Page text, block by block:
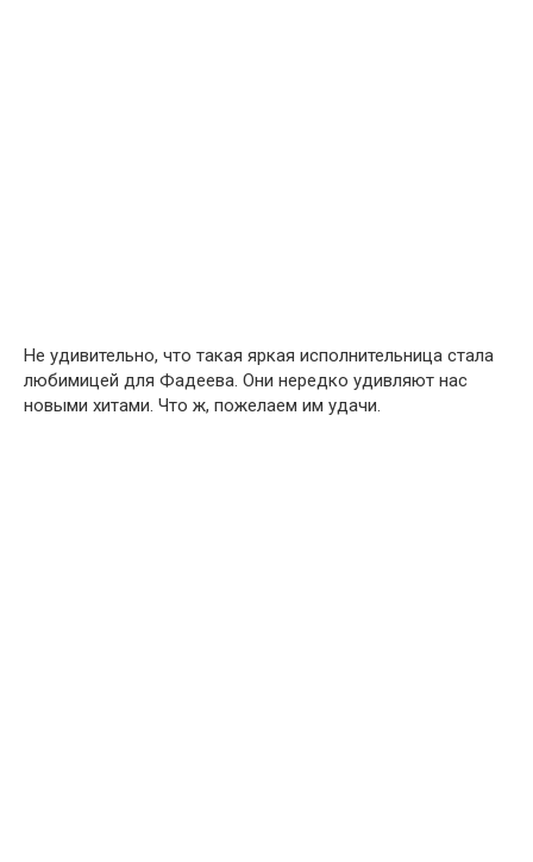
Не удивительно, что такая яркая исполнительница стала
любимицей для Фадеева. Они нередко удивляют нас
новыми хитами. Что ж, пожелаем им удачи.